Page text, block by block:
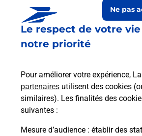
Le respect de votre
notre priorité
Pour améliorer votre expérience,
partenaires utilisent des cookies
similaires). Les finalités des
suivantes :
Mesure d’audience : établir des
Ne pas
Le lien s'ouvre dans un nouvel onglet